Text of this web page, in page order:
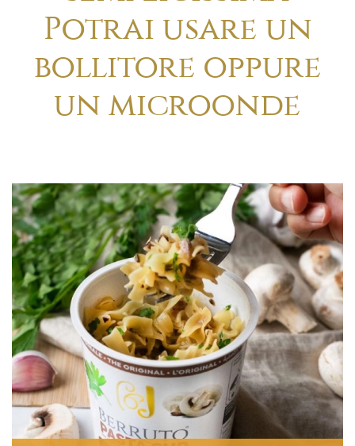
Potrai usare un
bollitore oppure
un microonde